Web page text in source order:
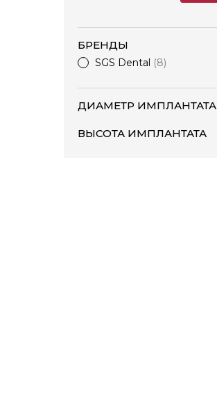
БРЕНДЫ
SGS Dental 8
ДИАМЕТР ИМПЛАНТАТА
ВЫСОТА ИМПЛАНТАТА